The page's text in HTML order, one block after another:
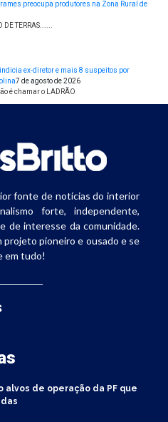
preocupa produtores na Zona Rural de
DE TERRAS......
indicia ex-diretor e mais 8 suspeitos por
7 de agosto de 2026
é chamar o LADRÃO
fonte de notícias do interior
forte, independente,
de interesse da comunidade.
projeto pioneiro e ousado e se
em tudo!
alvos de operação da PF que